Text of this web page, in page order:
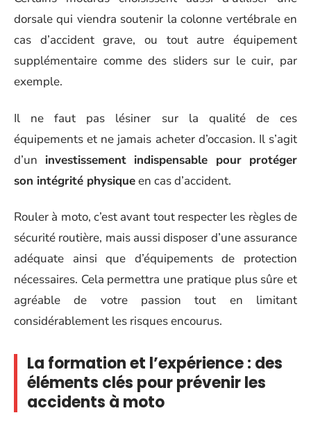
dorsale qui viendra soutenir la colonne vertébrale en
cas d’accident grave, ou tout autre équipement
supplémentaire comme des sliders sur le cuir, par
exemple.
Il ne faut pas lésiner sur la qualité de ces
équipements et ne jamais acheter d’occasion. Il s’agit
d’un investissement indispensable pour protéger
son intégrité physiqueen cas d’accident.
Rouler à moto, c’est avant tout respecter les règles de
sécurité routière, mais aussi disposer d’une assurance
adéquate ainsi que d’équipements de protection
nécessaires. Cela permettra une pratique plus sûre et
agréable de votre passion tout en limitant
considérablement les risques encourus.
La formation et l’expérience : des
éléments clés pour prévenir les
accidents à moto